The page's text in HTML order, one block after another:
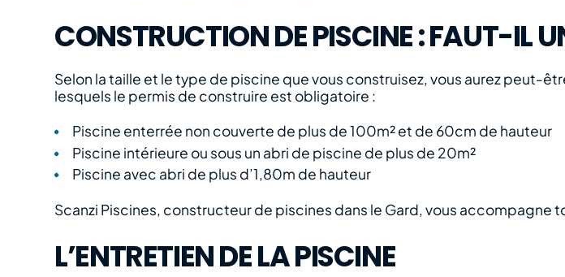
CONSTRUCTION DE PISCINE : FAUT-IL
Selon la taille et le type de piscine que vous construisez, vous aurez peut-
lesquels le permis de construire est obligatoire :
Piscine enterrée non couverte de plus de 100m² et de 60cm de hauteur
Piscine intérieure ou sous un abri de piscine de plus de 20m²
Piscine avec abri de plus d’1,80m de hauteur
Scanzi Piscines, constructeur de piscines dans le Gard, vous accompagne
L’ENTRETIEN DE LA PISCINE